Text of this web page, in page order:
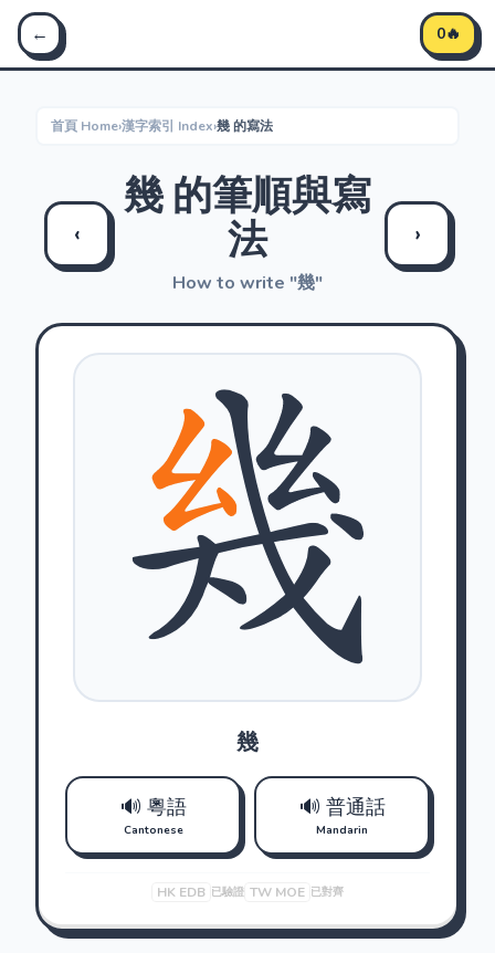
Stroke Master 筆順大師 - 學習中文筆順
←
0🔥
首頁 Home›漢字索引 Index›幾 的寫法
‹
幾 的筆順與寫
法
How to write "幾"
›
幾
🔊 粵語
Cantonese
🔊 普通話
Mandarin
HK EDB 已驗證 TW MOE 已對齊